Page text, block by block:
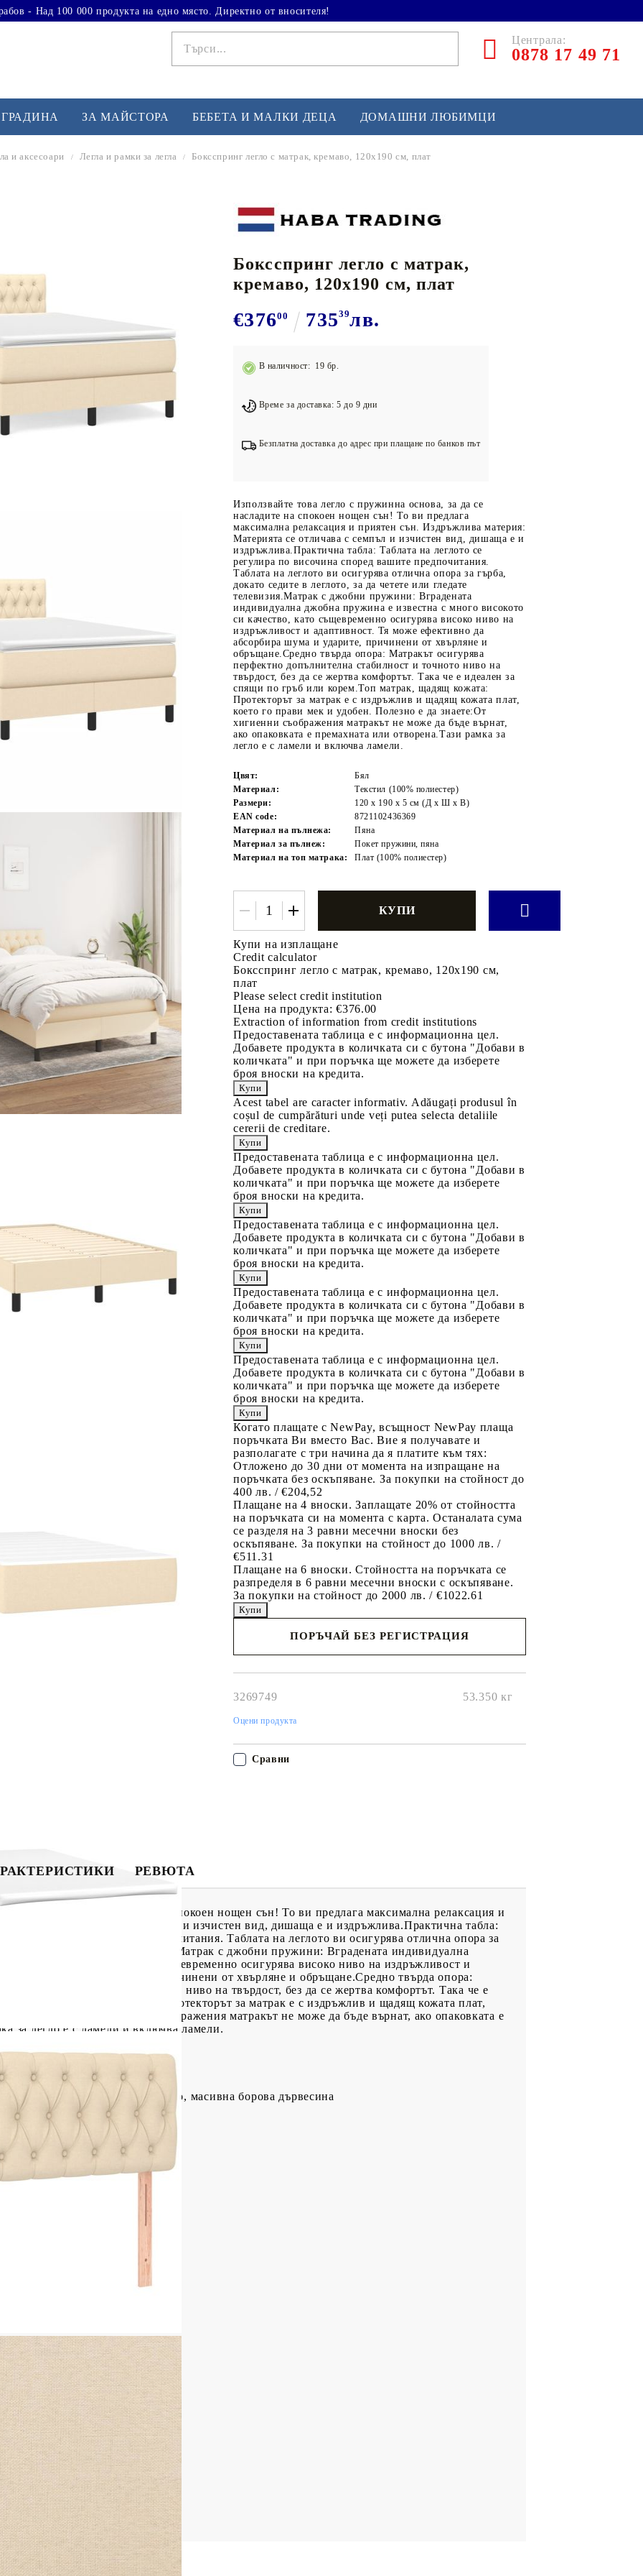
- Над 100 000 продукта на едно място. Директно от вносителя!
Централа:
0878 17 49 71
Лежанки за упражнения
Тренажори за баланс
Подложки за фитнес уреди
Силови кули
Баскетбол
Бейзбол и софтбол
Хокей и лакрос
Основно спортно оборудване
ЗА МАЙСТОРА БЕБЕТА И МАЛКИ ДЕЦА ДОМАШНИ ЛЮБИМЦИ
и аксесоари Легла и рамки за легла Боксспринг легло с матрак, кремаво, 120x190 см, плат
Боксспринг легло с матрак,
кремаво, 120x190 см, плат
€37600 73539лв.
В наличност: 19 бр.
Време за доставка: 5 до 9 дни
Безплатна доставка до адрес при плащане по банков път
Използвайте това легло с пружинна основа, за да се
насладите на спокоен нощен сън! То ви предлага
максимална релаксация и приятен сън. Издръжлива материя:
Материята се отличава с семпъл и изчистен вид, дишаща е и
издръжлива.Практична табла: Таблата на леглото се
регулира по височина според вашите предпочитания.
Таблата на леглото ви осигурява отлична опора за гърба,
докато седите в леглото, за да четете или гледате
телевизия.Матрак с джобни пружини: Вградената
индивидуална джобна пружина е известна с много високото
си качество, като същевременно осигурява високо ниво на
издръжливост и адаптивност. Тя може ефективно да
абсорбира шума и ударите, причинени от хвърляне и
обръщане.Средно твърда опора: Матракът осигурява
перфектно допълнителна стабилност и точното ниво на
твърдост, без да се жертва комфортът. Така че е идеален за
спящи по гръб или корем.Топ матрак, щадящ кожата:
Протекторът за матрак е с издръжлив и щадящ кожата плат,
което го прави мек и удобен. Полезно е да знаете:От
хигиенни съображения матракът не може да бъде върнат,
ако опаковката е премахната или отворена.Тази рамка за
легло е с ламели и включва ламели.
Цвят:
Бял
Материал:
Текстил (100% полиестер)
Размери:
120 x 190 x 5 см (Д x Ш x В)
EAN code:
8721102436369
Материал на пълнежа:
Пяна
Материал за пълнеж:
Покет пружини, пяна
Материал на топ матрака:
Плат (100% полиестер)
Купи на изплащане
Credit calculator
Боксспринг легло с матрак, кремаво, 120x190 см,
плат
Please select credit institution
Цена на продукта: €376.00
Extraction of information from credit institutions
Предоставената таблица е с информационна цел.
Добавете продукта в количката си с бутона "Добави в
количката" и при поръчка ще можете да изберете
броя вноски на кредита.
Acest tabel are caracter informativ. Adăugați produsul în
coșul de cumpărături unde veți putea selecta detaliile
cererii de creditare.
Предоставената таблица е с информационна цел.
Добавете продукта в количката си с бутона "Добави в
количката" и при поръчка ще можете да изберете
броя вноски на кредита.
Предоставената таблица е с информационна цел.
Добавете продукта в количката си с бутона "Добави в
количката" и при поръчка ще можете да изберете
броя вноски на кредита.
Предоставената таблица е с информационна цел.
Добавете продукта в количката си с бутона "Добави в
количката" и при поръчка ще можете да изберете
броя вноски на кредита.
Предоставената таблица е с информационна цел.
Добавете продукта в количката си с бутона "Добави в
количката" и при поръчка ще можете да изберете
броя вноски на кредита.
Когато плащате с NewPay, всъщност NewPay плаща
поръчката Ви вместо Вас. Вие я получавате и
разполагате с три начина да я платите към тях:
Отложено до 30 дни от момента на изпращане на
поръчката без оскъпяване. За покупки на стойност до
400 лв. / €204,52
Плащане на 4 вноски. Заплащате 20% от стойността
на поръчката си на момента с карта. Останалата сума
се разделя на 3 равни месечни вноски без
оскъпяване. За покупки на стойност до 1000 лв. /
€511.31
Плащане на 6 вноски. Стойността на поръчката се
разпределя в 6 равни месечни вноски с оскъпяване.
За покупки на стойност до 2000 лв. / €1022.61
ПОРЪЧАЙ БЕЗ РЕГИСТРАЦИЯ
3269749 53.350 кг
Оцени продукта
Сравни
РЕВЮТА
основа, за да се насладите на спокоен нощен сън! То ви предлага максимална релаксация и
се отличава с семпъл и изчистен вид, дишаща е и издръжлива.Практична табла:
според вашите предпочитания. Таблата на леглото ви осигурява отлична опора за
четете или гледате телевизия.Матрак с джобни пружини: Вградената индивидуална
високото си качество, като същевременно осигурява високо ниво на издръжливост и
абсорбира шума и ударите, причинени от хвърляне и обръщане.Средно твърда опора:
стабилност и точното ниво на твърдост, без да се жертва комфортът. Така че е
матрак, щадящ кожата: Протекторът за матрак е с издръжлив и щадящ кожата плат,
е да знаете:От хигиенни съображения матракът не може да бъде върнат, ако опаковката е
за легло е с ламели и включва ламели.
шперплат, инженерно дърво, масивна борова дървесина
(Д x Ш x В)
x Ш x В)